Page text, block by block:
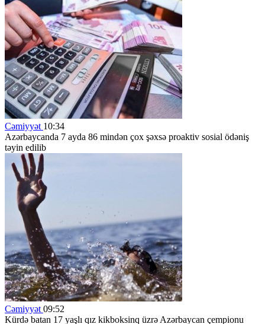
Cəmiyyət 10:34
Azərbaycanda 7 ayda 86 mindən çox şəxsə proaktiv sosial ödəniş
təyin edilib
Cəmiyyət 09:52
Kürdə batan 17 yaşlı qız kikboksinq üzrə Azərbaycan çempionu